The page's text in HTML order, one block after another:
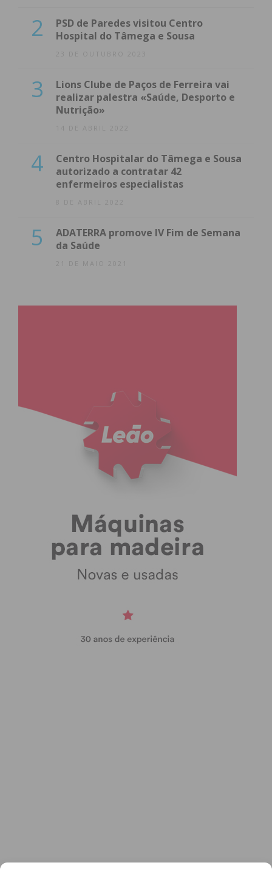
2
PSD de Paredes visitou Centro
Hospital do Tâmega e Sousa
23 DE OUTUBRO 2023
3
Lions Clube de Paços de Ferreira vai
realizar palestra «Saúde, Desporto e
Nutrição»
14 DE ABRIL 2022
4
Centro Hospitalar do Tâmega e Sousa
autorizado a contratar 42
enfermeiros especialistas
8 DE ABRIL 2022
5
ADATERRA promove IV Fim de Semana
da Saúde
21 DE MAIO 2021